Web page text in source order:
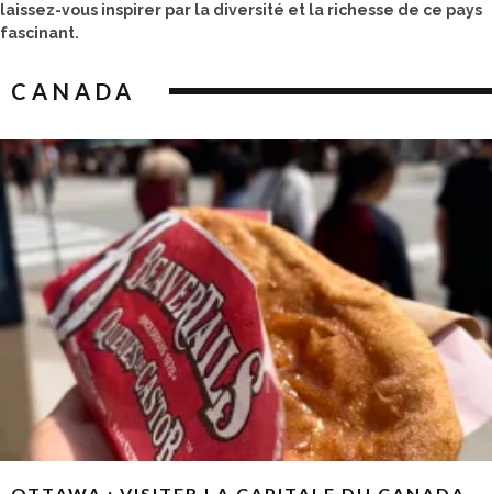
laissez-vous inspirer par la diversité et la richesse de ce pays
fascinant.
CANADA